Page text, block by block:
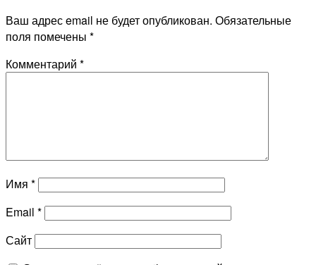
Ваш адрес email не будет опубликован. Обязательные
поля помечены *
Комментарий *
Имя *
Email *
Сайт